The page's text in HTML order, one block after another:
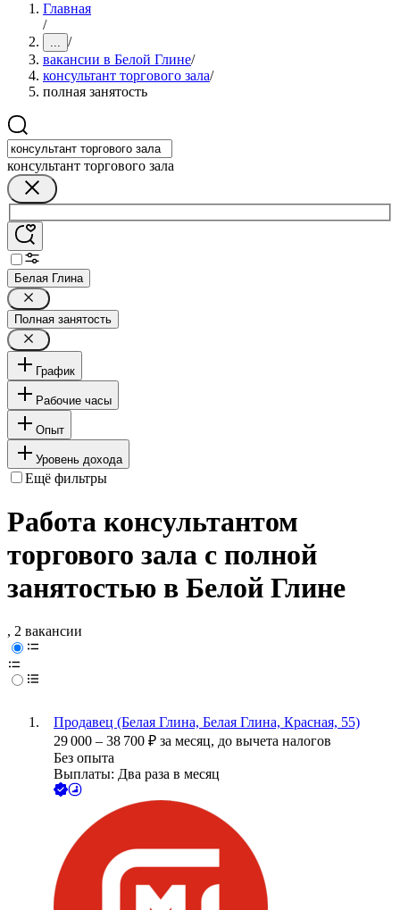
Главная
/
... /
вакансии в Белой Глине/
консультант торгового зала/
полная занятость
консультант торгового зала
Белая Глина
Полная занятость
График
Рабочие часы
Опыт
Уровень дохода
Ещё фильтры
Работа консультантом
торгового зала с полной
занятостью в Белой Глине
, 2 вакансии
Продавец (Белая Глина, Белая Глина, Красная, 55)
29 000 – 38 700 ₽ за месяц, до вычета налогов
Без опыта
Выплаты: Два раза в месяц